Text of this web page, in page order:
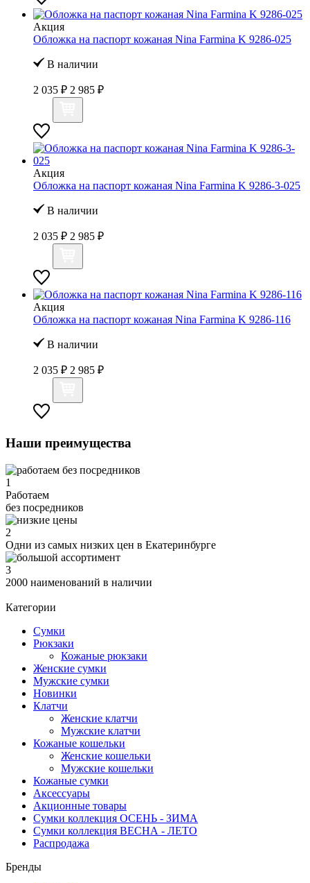
Акция
Обложка на паспорт кожаная Nina Farmina K 9286-025
В наличии
2 035 ₽ 2 985 ₽
Акция
Обложка на паспорт кожаная Nina Farmina K 9286-3-025
В наличии
2 035 ₽ 2 985 ₽
Акция
Обложка на паспорт кожаная Nina Farmina K 9286-116
В наличии
2 035 ₽ 2 985 ₽
Наши преимущества
1
Работаем
без посредников
2
Одни из самых низких цен в Екатеринбурге
3
2000 наименований в наличии
Категории
Сумки
Рюкзаки
Кожаные рюкзаки
Женские сумки
Мужские сумки
Новинки
Клатчи
Женские клатчи
Мужские клатчи
Кожаные кошельки
Женские кошельки
Мужские кошельки
Кожаные сумки
Аксессуары
Акционные товары
Сумки коллекция ОСЕНЬ - ЗИМА
Сумки коллекция ВЕСНА - ЛЕТО
Распродажа
Бренды